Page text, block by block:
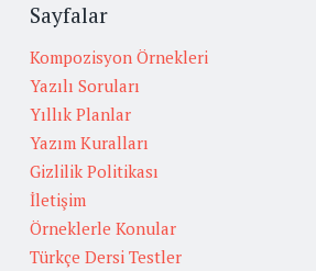
Sayfalar
Kompozisyon Örnekleri
Yazılı Soruları
Yıllık Planlar
Yazım Kuralları
Gizlilik Politikası
İletişim
Örneklerle Konular
Türkçe Dersi Testler